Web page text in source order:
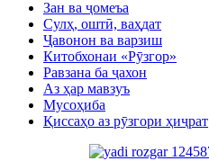
Зан ва ҷомеъа
Сулҳ, оштӣ, ваҳдат
Ҷавонон ва варзиш
Китобхонаи «Рӯзгор»
Равзана ба ҷахон
Аз ҳар мавзуъ
Мусоҳиба
Қиссаҳо аз рӯзгори ҳиҷрат